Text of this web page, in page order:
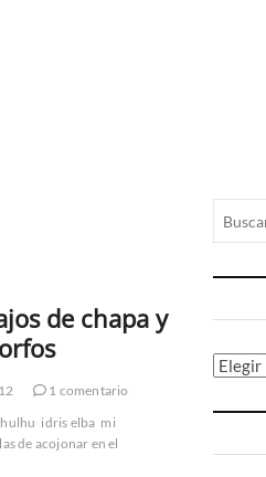
de chapa y
1 comentario
idris elba mi
de acojonar en el